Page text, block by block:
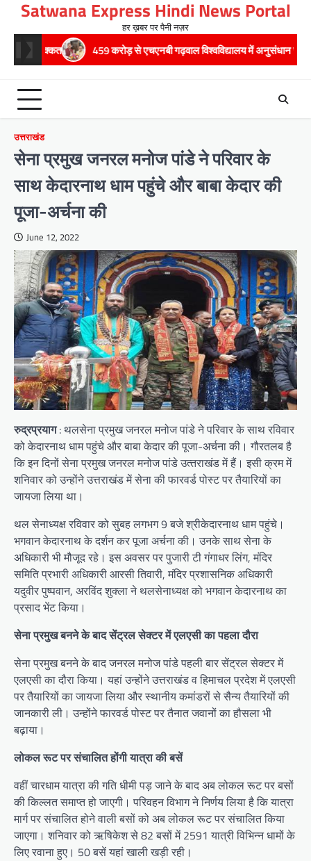
content
Satwana Express Hindi News Portal
हर ख़बर पर पैनी नज़र
459 करोड़ से एचएनबी गढ़वाल विश्वविद्यालय में अनुसंधान संरचना होगी सुदृढ,उच्च
उत्तराखंड
सेना प्रमुख जनरल मनोज पांडे ने परिवार के
साथ केदारनाथ धाम पहुंचे और बाबा केदार की
पूजा-अर्चना की
June 12, 2022
रुद्रप्रयाग: थलसेना प्रमुख जनरल मनोज पांडे ने परिवार के साथ रविवार
को केदारनाथ धाम पहुंचे और बाबा केदार की पूजा-अर्चना की। गौरतलब है
कि इन दिनों सेना प्रमुख जनरल मनोज पांडे उत्‍तराखंड में हैं। इसी क्रम में
शनिवार को उन्‍होंने उत्तराखंड में सेना की फारवर्ड पोस्ट पर तैयारियों का
जायजा लिया था।
थल सेनाध्यक्ष रविवार को सुबह लगभग 9 बजे श्रीकेदारनाथ धाम पहुंचे।
भगवान केदारनाथ के दर्शन कर पूजा अर्चना की। उनके साथ सेना के
अधिकारी भी मौजूद रहे। इस अवसर पर पुजारी टी गंगाधर लिंग, मंदिर
समिति प्रभारी अधिकारी आरसी तिवारी, मंदिर प्रशासनिक अधिकारी
यदुवीर पुष्पवान, अरविंद शुक्ला ने थलसेनाध्यक्ष को भगवान केदारनाथ का
प्रसाद भेंट किया।
सेना प्रमुख बनने के बाद सेंट्रल सेक्टर में एलएसी का पहला दौरा
सेना प्रमुख बनने के बाद जनरल मनोज पांडे पहली बार सेंट्रल सेक्टर में
एलएसी का दौरा किया। यहां उन्‍होंने उत्तराखंड व हिमाचल प्रदेश में एलएसी
पर तैयारियों का जायजा लिया और स्थानीय कमांडरों से सैन्य तैयारियों की
जानकारी ली। उन्‍होंने फारवर्ड पोस्ट पर तैनात जवानों का हौसला भी
बढ़ाया।
लोकल रूट पर संचालित होंगी यात्रा की बसें
वहीं चारधाम यात्रा की गति धीमी पड़ जाने के बाद अब लोकल रूट पर बसों
की किल्लत समाप्त हो जाएगी। परिवहन विभाग ने निर्णय लिया है कि यात्रा
मार्ग पर संचालित होने वाली बसों को अब लोकल रूट पर संचालित किया
जाएगा। शनिवार को ऋषिकेश से 82 बसों में 2591 यात्री विभिन्न धामों के
लिए रवाना हुए। 50 बसें यहां खाली खड़ी रही।